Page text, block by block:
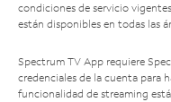
condiciones de servicio
están disponibles en todas las
Spectrum TV App requiere
credenciales de la cuenta para
funcionalidad de streaming